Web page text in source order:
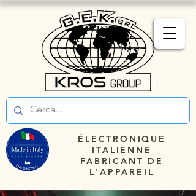
ÉLECTRONIQUE
ITALIENNE
FABRICANT DE
L'APPAREIL